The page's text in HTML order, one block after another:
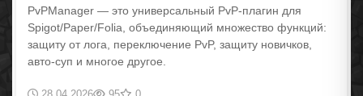
PvPManager — это универсальный PvP-плагин для
Spigot/Paper/Folia, объединяющий множество функций:
защиту от лога, переключение PvP, защиту новичков,
авто-суп и многое другое.